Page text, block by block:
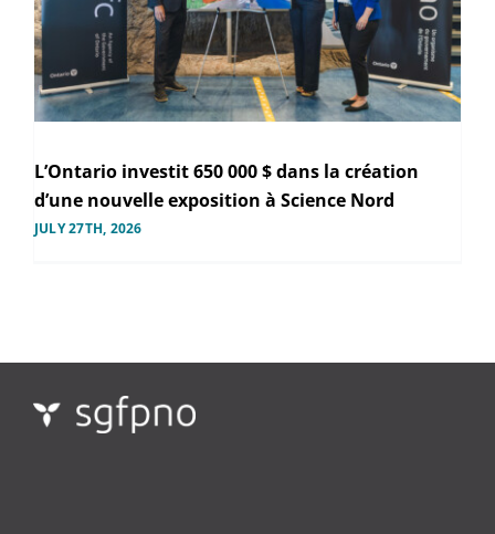
L’Ontario investit 650 000 $ dans la création
d’une nouvelle exposition à Science Nord
JULY 27TH, 2026